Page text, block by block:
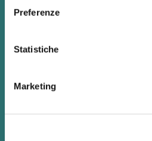
Preferenze
Statistiche
Marketing
Investimento minimo (PIC)
Valore Quota (07/08/2026)